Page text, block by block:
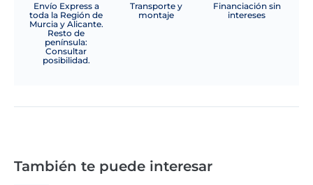
Envío Express a
toda la Región de
Murcia y Alicante.
Resto de
península:
Consultar
posibilidad.
Transporte y
montaje
Financiación sin
intereses
También te puede interesar